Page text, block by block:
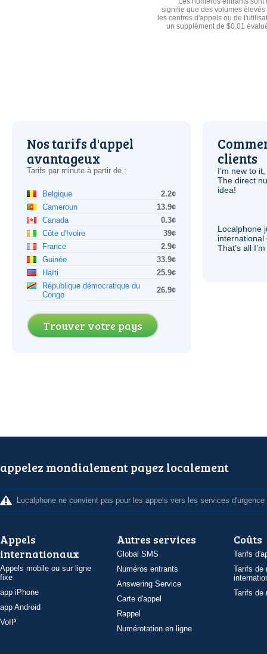
signifie que des volumes
les centres d'appels ou de
un supplément de $0.01
Nos tarifs d'appel
avantageux
Tarifs par minute à partir de :
Belgique
2.2¢
Cameroun
13.9¢
Canada
0.3¢
Côte d'Ivoire
39¢
France
2.9¢
Guinée
33.9¢
Haïti
25.9¢
République démocratique du
Congo
26.9¢
Trouver votre pays
clients
I’m new to
The direct
idea!
Localphone
international
That’s all
appelez mondialement payez localement
Localphone ne convient pas pour les appels vers les services d'urgence
Appels
internationaux
Appels mobile ou sur ligne
fixe
app iPhone
app Android
VoIP
Autres services
Global SMS
Numéros entrants
Answering Service
Carte d'appel
Rappel
Numérotation en ligne
Coûts
Tarifs
Tarifs de
Tarifs de